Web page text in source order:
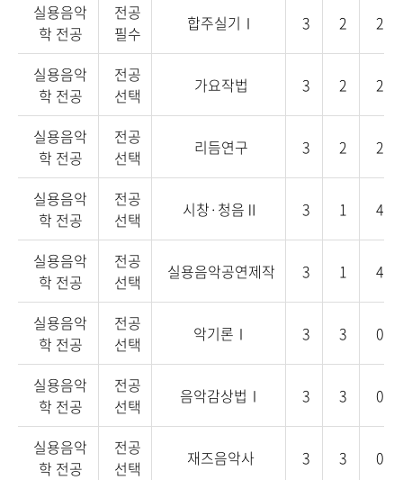
실용음악
학 전공
전공
필수
합주실기Ⅰ 3 2 2
실용음악
학 전공
전공
선택
가요작법 3 2 2
실용음악
학 전공
전공
선택
리듬연구 3 2 2
실용음악
학 전공
전공
선택
시창·청음Ⅱ 3 1 4
실용음악
학 전공
전공
선택
실용음악공연제작 3 1 4
실용음악
학 전공
전공
선택
악기론Ⅰ 3 3 0
실용음악
학 전공
전공
선택
음악감상법Ⅰ 3 3 0
실용음악
학 전공
전공
선택
재즈음악사 3 3 0